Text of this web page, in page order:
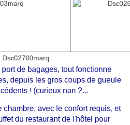
port de bagages, tout fonctionne
depuis les gros coups de gueule
! (curieux nan ?...
chambre, avec le confort requis, et
du restaurant de l'hôtel pour